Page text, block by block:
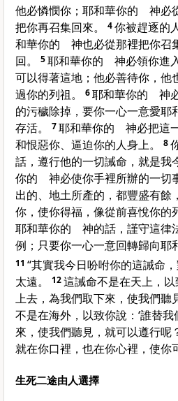
他必憐憫你；耶和華你的 神必
把你再召集回來。
4你被趕逐的
和華你的 神也必從那裡把你召
回。
5耶和華你的 神必領你進
可以得著這地；他必善待你，他
過你的列祖。
6耶和華你的 神
的污穢除掉，要你一心一意愛
存活。
7耶和華你的 神必把這
和恨惡你、逼迫你的人身上。
8
話，遵行他的一切誡命，就是我
你的 神必使你手裡所辦的一切
出的、地土所產的，都豐盛有餘
你，使你得福，像從前喜悅你的
耶和華你的 神的話，謹守這律
例；只要你一心一意回轉歸向耶
11 “其實我今日吩咐你的這誡命
太遠。
12這誡命不是在天上，
上去，為我們取下來，使我們聽
不是在海外，以致你說：‘誰替
來，使我們聽見，就可以遵行呢
就在你口裡，也在你心裡，使你
生死二途由人選擇